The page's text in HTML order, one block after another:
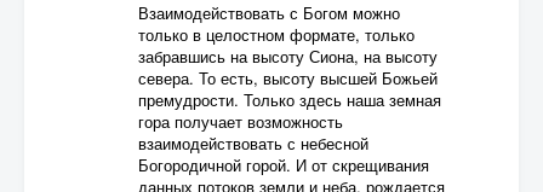
Взаимодействовать с Богом можно
только в целостном формате, только
забравшись на высоту Сиона, на высоту
севера. То есть, высоту высшей Божьей
премудрости. Только здесь наша земная
гора получает возможность
взаимодействовать с небесной
Богородичной горой. И от скрещивания
данных потоков земли и неба, рождается